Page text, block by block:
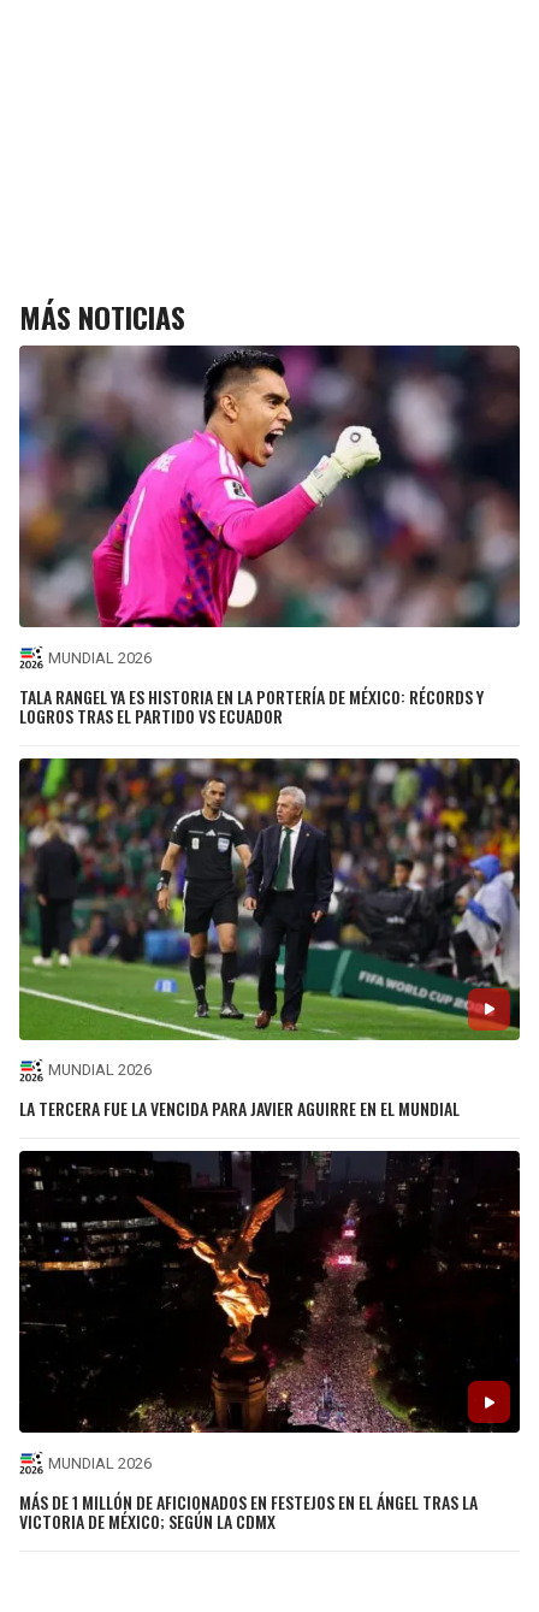
MÁS NOTICIAS
MUNDIAL 2026
TALA RANGEL YA ES HISTORIA EN LA PORTERÍA DE MÉXICO: RÉCORDS Y
LOGROS TRAS EL PARTIDO VS ECUADOR
MUNDIAL 2026
LA TERCERA FUE LA VENCIDA PARA JAVIER AGUIRRE EN EL MUNDIAL
MUNDIAL 2026
MÁS DE 1 MILLÓN DE AFICIONADOS EN FESTEJOS EN EL ÁNGEL TRAS LA
VICTORIA DE MÉXICO; SEGÚN LA CDMX